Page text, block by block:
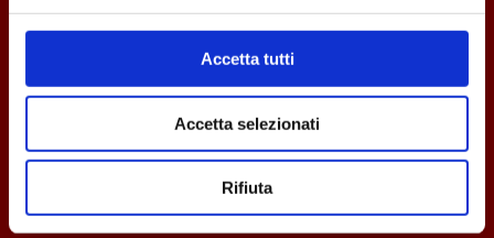
Accetta tutti
Accetta selezionati
Rifiuta